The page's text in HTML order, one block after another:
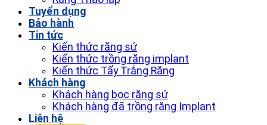
Tuyển dụng
Bảo hành
Tin tức
Kiến thức răng sứ
Kiến thức trồng răng implant
Kiến thức Tẩy Trắng Răng
Khách hàng
Khách hàng bọc răng sứ
Khách hàng đã trồng răng Implant
Liên hệ